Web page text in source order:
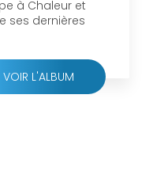
à Chaleur et
ses dernières
VOIR L'ALBUM